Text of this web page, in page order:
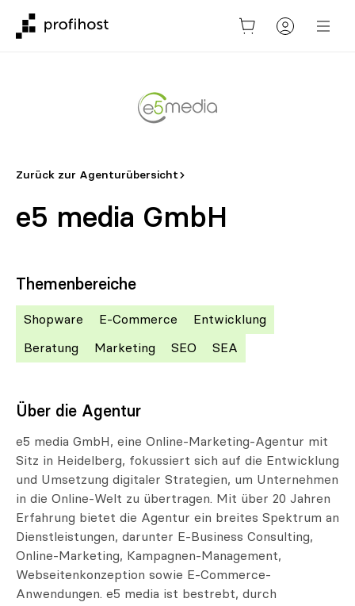
Zurück zur Agenturübersicht
e5 media GmbH
Themenbereiche
Shopware E-Commerce Entwicklung
Beratung Marketing SEO SEA
Über die Agentur
e5 media GmbH, eine Online-Marketing-Agentur mit
Sitz in Heidelberg, fokussiert sich auf die Entwicklung
und Umsetzung digitaler Strategien, um Unternehmen
in die Online-Welt zu übertragen. Mit über 20 Jahren
Erfahrung bietet die Agentur ein breites Spektrum an
Dienstleistungen, darunter E-Business Consulting,
Online-Marketing, Kampagnen-Management,
Webseitenkonzeption sowie E-Commerce-
Anwendungen. e5 media ist bestrebt, durch